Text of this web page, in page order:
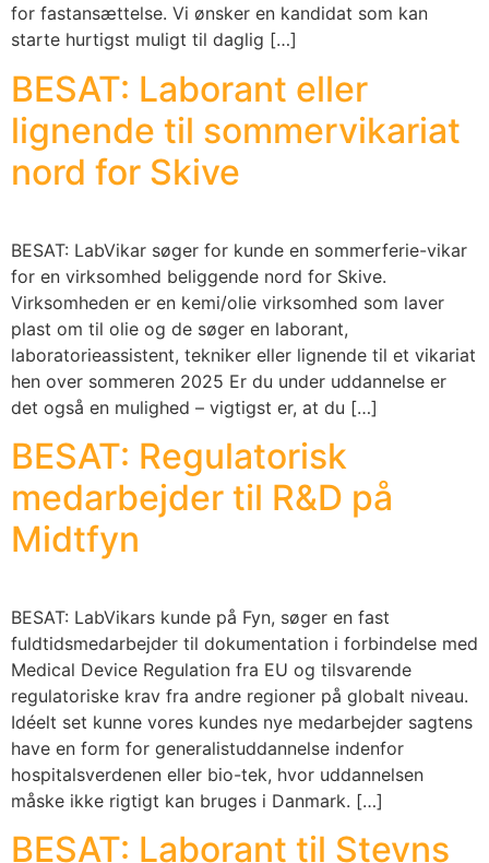
for fastansættelse. Vi ønsker en kandidat som kan
starte hurtigst muligt til daglig […]
BESAT: Laborant eller
lignende til sommervikariat
nord for Skive
BESAT: LabVikar søger for kunde en sommerferie-vikar
for en virksomhed beliggende nord for Skive.
Virksomheden er en kemi/olie virksomhed som laver
plast om til olie og de søger en laborant,
laboratorieassistent, tekniker eller lignende til et vikariat
hen over sommeren 2025 Er du under uddannelse er
det også en mulighed – vigtigst er, at du […]
BESAT: Regulatorisk
medarbejder til R&D på
Midtfyn
BESAT: LabVikars kunde på Fyn, søger en fast
fuldtidsmedarbejder til dokumentation i forbindelse med
Medical Device Regulation fra EU og tilsvarende
regulatoriske krav fra andre regioner på globalt niveau.
Idéelt set kunne vores kundes nye medarbejder sagtens
have en form for generalistuddannelse indenfor
hospitalsverdenen eller bio-tek, hvor uddannelsen
måske ikke rigtigt kan bruges i Danmark. […]
BESAT: Laborant til Stevns